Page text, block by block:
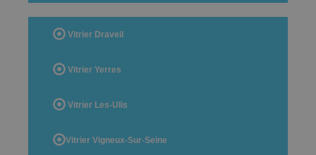
Vitrier Draveil
Vitrier Yerres
Vitrier Les-Ulis
Vitrier Vigneux-Sur-Seine